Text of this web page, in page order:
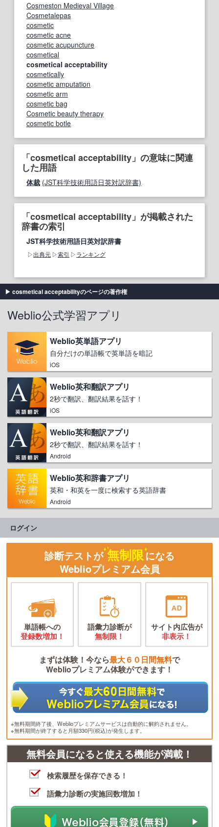
Cosmeston Medieval Village
Cosmetalepas
cosmetic
cosmetic acne
cosmetic acupuncture
cosmetical
cosmetical acceptability
cosmetically
cosmetic amputation
cosmetic arm
cosmetic bag
Cosmetic beauty therapy
cosmetic botle
「cosmetical acceptability」の意味に関連
した用語
体裁 (JST科学技術用語日英対訳辞書)
「cosmetical acceptability」が掲載された
辞書の索引
JST科学技術用語日英対訳辞書
出典元 索引 ランキング
cosmetical acceptabilityのページの著作権
Weblio公式学習アプリ
Weblio英単語アプリ
自分だけの単語帳で英単語を暗記
iOS
Weblio英和翻訳アプリ
2秒で翻訳、翻訳結果を話す！
iOS
Weblio英和翻訳アプリ
2秒で翻訳、翻訳結果を話す！
Android
Weblio英和辞書アプリ
英和・和英を一度に検索する英語辞書
Android
ログイン
診断テストが 無制限になる
Weblioプレミアム会員
単語帳への
登録数増加！
語彙力診断が
無制限！
サイト内広告が
非表示！
まずは体験！今なら最大６０日間無料で
Weblioプレミアム体験ができます！
※無料期間終了後、Weblioプレミアムサービスは自動的に解約されません。
※無料期間が終了すると月額330円(税込)が発生します。
無料会員になると使える機能が満載！
検索履歴を保存できる！
語彙力診断の実施回数増加！